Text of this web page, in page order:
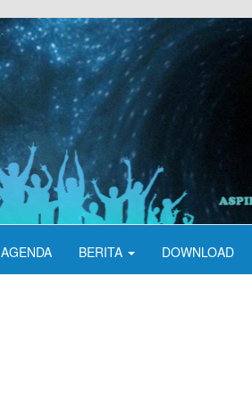
AGENDA BERITA DOWNLOAD